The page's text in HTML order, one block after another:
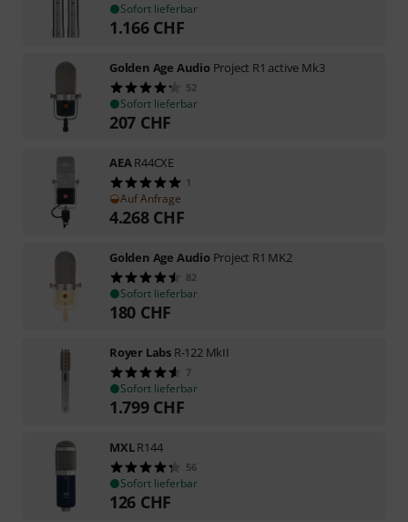
Sofort lieferbar
1.166 CHF
Golden Age Audio Project R1 active Mk3
52
Sofort lieferbar
207 CHF
AEAR44CXE
1
Auf Anfrage
4.268 CHF
Golden Age Audio Project R1 MK2
82
Sofort lieferbar
180 CHF
Royer Labs R-122 MkII
7
Sofort lieferbar
1.799 CHF
MXLR144
56
Sofort lieferbar
126 CHF